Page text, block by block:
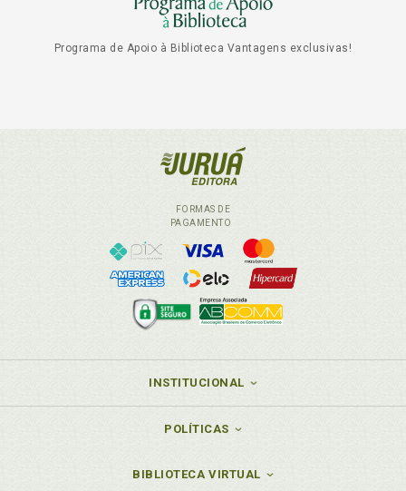
Programa de Apoio à Biblioteca Vantagens exclusivas!
FORMAS DE
PAGAMENTO
INSTITUCIONAL
POLÍTICAS
BIBLIOTECA VIRTUAL